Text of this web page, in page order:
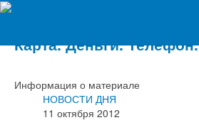
Карта. Деньги. Телефон.
Информация о материале
НОВОСТИ ДНЯ
11 октября 2012